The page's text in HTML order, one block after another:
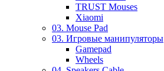
TRUST Mouses
Xiaomi
03. Mouse Pad
03. Игровые манипуляторы
Gamepad
Wheels